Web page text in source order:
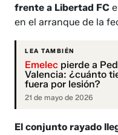
frente a Libertad FC
en el arranque de la
LEA TAMBIÉN
Emelec pierde a
Valencia: ¿cuánto
fuera por lesión?
21 de mayo de 2026
El conjunto rayado